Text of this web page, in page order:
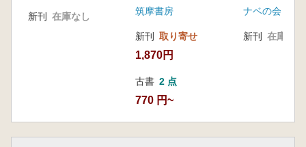
新刊 在庫なし
筑摩書房
新刊 取り寄せ
1,870円
古書 2 点
770 円~
ナベの会
新刊 在庫なし